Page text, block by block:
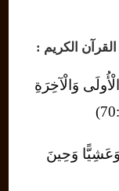
الكريم :
وَالْآخِرَةِ
وَحِينَ